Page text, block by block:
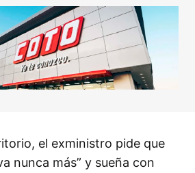
el exministro pide que
nunca más” y sueña con